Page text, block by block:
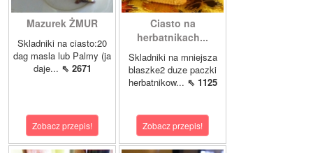
Mazurek ŻMUR
Skladniki na ciasto:20
dag masla lub Palmy (ja
daje... ⇖ 2671
Zobacz przepis!
Ciasto na
herbatnikach...
Skladniki na mniejsza
blaszke2 duze paczki
herbatnikow... ⇖ 1125
Zobacz przepis!